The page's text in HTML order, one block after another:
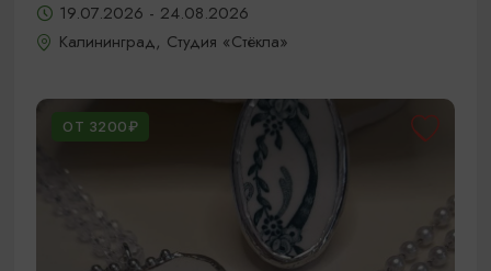
19.07.2026 - 24.08.2026
Калининград, Студия «Стёкла»
ОТ 3200₽